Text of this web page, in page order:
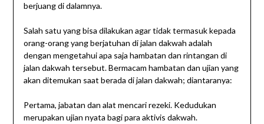
berjuang di dalamnya.
Salah satu yang bisa dilakukan agar tidak termasuk kepada
orang-orang yang berjatuhan di jalan dakwah adalah
dengan mengetahui apa saja hambatan dan rintangan di
jalan dakwah tersebut. Bermacam hambatan dan ujian yang
akan ditemukan saat berada di jalan dakwah; diantaranya:
Pertama, jabatan dan alat mencari rezeki. Kedudukan
merupakan ujian nyata bagi para aktivis dakwah.